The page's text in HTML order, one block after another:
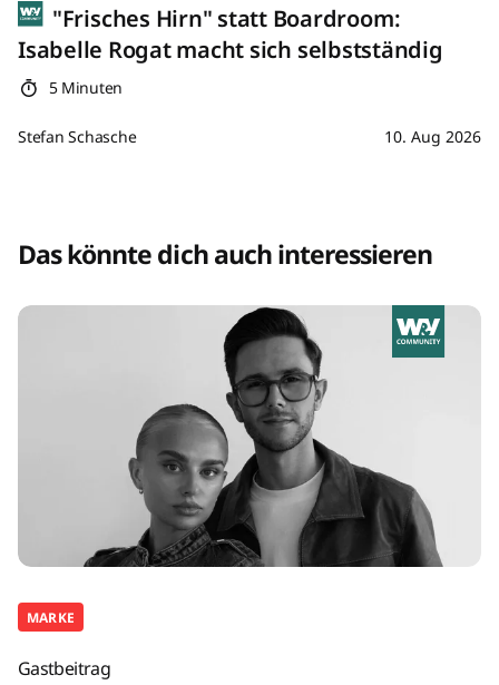
"Frisches Hirn" statt Boardroom:
Isabelle Rogat macht sich selbstständig
5 Minuten
Stefan Schasche 10. Aug 2026
Das könnte dich auch interessieren
MARKE
Gastbeitrag